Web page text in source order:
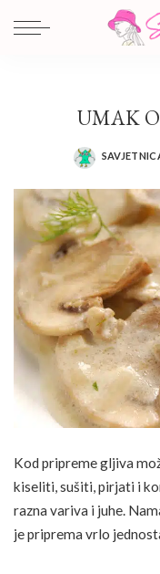
UMAK
POSTED
Kod pripreme gljiva
kiseliti, sušiti, pirjati i
razna variva i juhe.
je priprema vrlo